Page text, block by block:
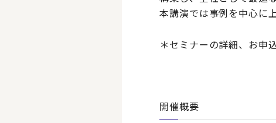
本講演では事例を中心に
＊セミナーの詳細、お申
開催概要